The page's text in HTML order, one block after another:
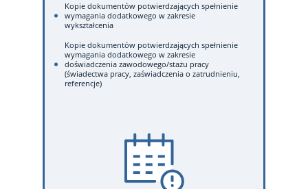
Kopie dokumentów potwierdzających spełnienie
wymagania dodatkowego w zakresie
wykształcenia
Kopie dokumentów potwierdzających spełnienie
wymagania dodatkowego w zakresie
doświadczenia zawodowego/stażu pracy
(świadectwa pracy, zaświadczenia o zatrudnieniu,
referencje)